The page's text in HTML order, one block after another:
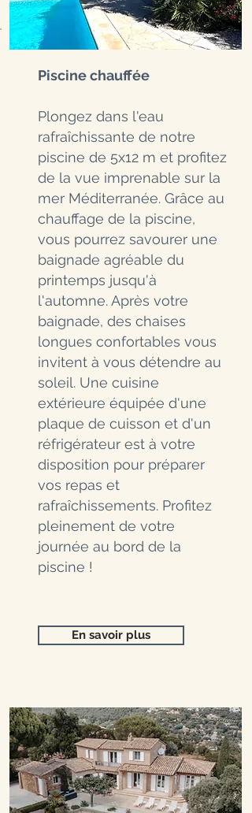
Piscine chauffée
Plongez dans l'eau
rafraîchissante de notre
piscine de 5x12 m et profitez
de la vue imprenable sur la
mer Méditerranée. Grâce au
chauffage de la piscine,
vous pourrez savourer une
baignade agréable du
printemps jusqu'à
l'automne. Après votre
baignade, des chaises
longues confortables vous
invitent à vous détendre au
soleil. Une cuisine
extérieure équipée d'une
plaque de cuisson et d'un
réfrigérateur est à votre
disposition pour préparer
vos repas et
rafraîchissements. Profitez
pleinement de votre
journée au bord de la
piscine !
En savoir plus